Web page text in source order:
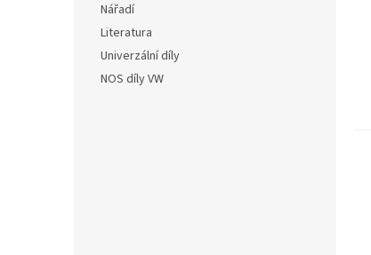
Nářadí
Literatura
Univerzální díly
NOS díly VW